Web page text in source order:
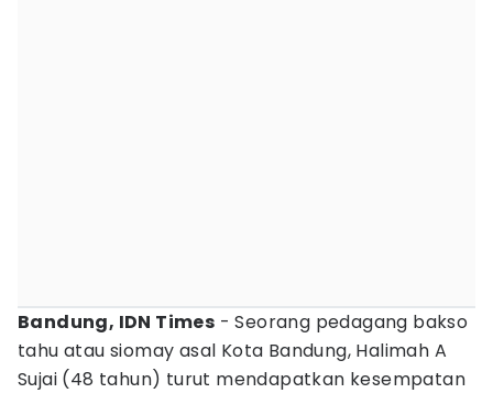
Bandung, IDN Times - Seorang pedagang bakso
tahu atau siomay asal Kota Bandung, Halimah A
Sujai (48 tahun) turut mendapatkan kesempatan